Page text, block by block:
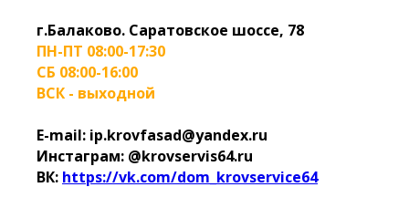
г.Балаково. Саратовское шоссе, 78
ПН-ПТ 08:00-17:30
СБ 08:00-16:00
ВСК - выходной
E-mail: ip.krovfasad@yandex.ru
Инстаграм: @krovservis64.ru
ВК: https://vk.com/dom_krovservice64